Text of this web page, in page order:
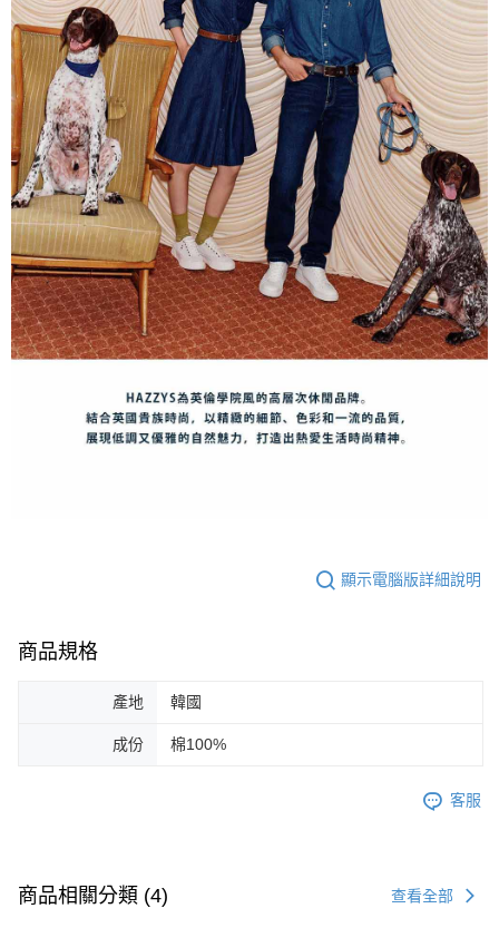
顯示電腦版詳細說明
商品規格
產地 韓國
成份 棉100%
客服
商品相關分類 (4) 查看全部